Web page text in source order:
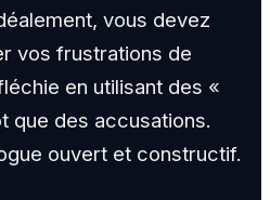
vous devez
vos frustrations de
en utilisant des «
que des accusations.
ouvert et constructif.